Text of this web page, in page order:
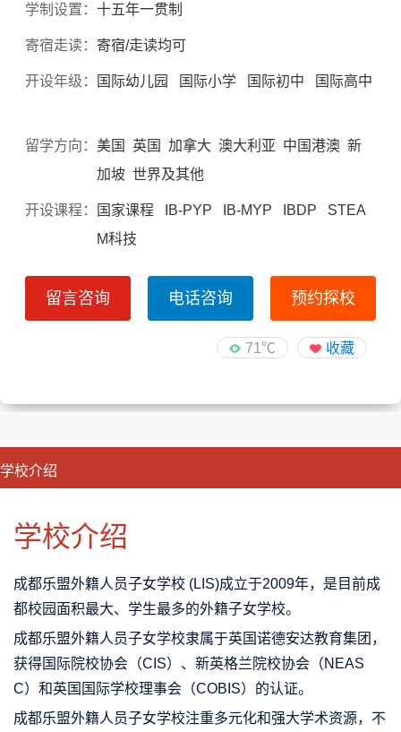
学制设置：十五年一贯制
寄宿走读： 寄宿/走读均可
开设年级： 国际幼儿园 国际小学 国际初中 国际高中
留学方向： 美国 英国 加拿大 澳大利亚 中国港澳 新
加坡 世界及其他
开设课程：
国家课程 IB-PYP IB-MYP IBDP STEA
M科技
留言咨询 电话咨询 预约探校
71℃ 收藏
学校介绍
学校介绍
成都‌乐盟外籍人员子女学校 (LIS)‌成立于2009年，是目前成
都校园面积最大、学生最多的外籍子女学校。
成都乐盟外籍人员子女学校隶属于英国诺德安达教育集团，
获得国际院校协会（CIS）、新英格兰院校协会（NEAS
C）和英国国际学校理事会（COBIS）的认证。
成都‌乐盟外籍人员子女学校注重多元化和强大学术资源，不